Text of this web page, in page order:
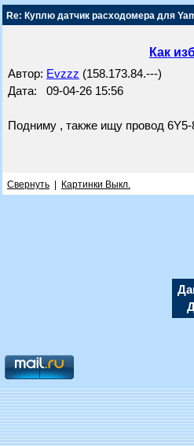
Re: Куплю датчик расходомера для
Как
Автор: Evzzz (158.173.84.---)
Дата: 09-04-26 15:56
Подниму , также ищу провод 6Y5-
Свернуть Картинки Выкл.